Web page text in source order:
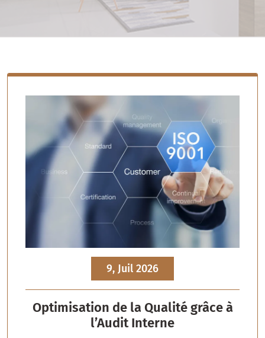
9, Juil 2026
Optimisation de la Qualité grâce à
l’Audit Interne